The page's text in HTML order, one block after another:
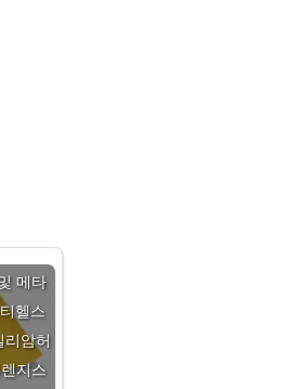
메타
헬스
리암허
지스